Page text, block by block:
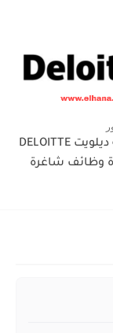
تعلن شركة ديلويت DELOITTE
وظائف شاغرة